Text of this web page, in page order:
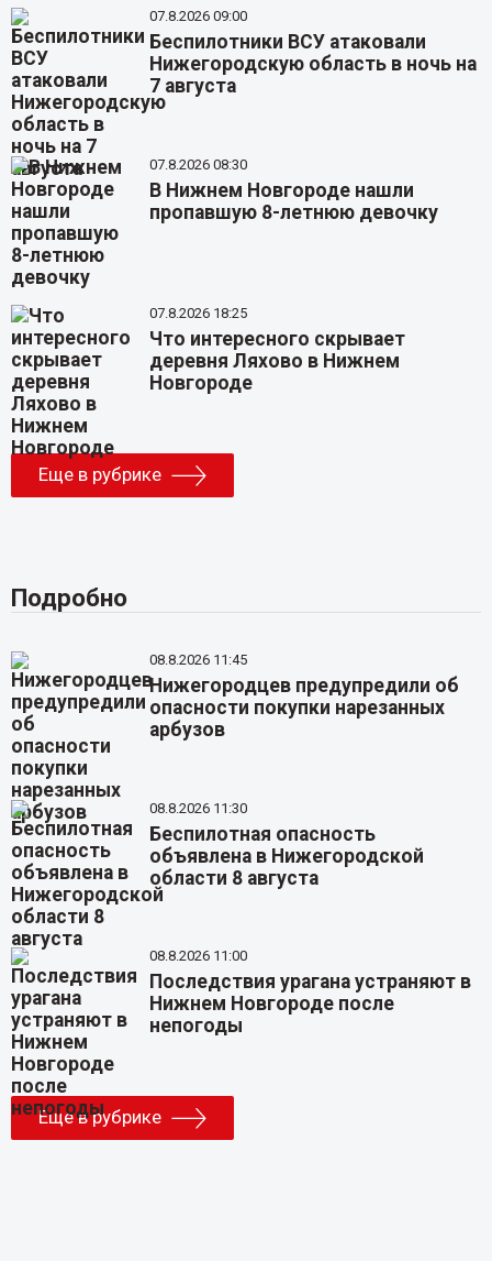
07.8.2026 09:00
Беспилотники ВСУ атаковали
Нижегородскую область в ночь на
7 августа
07.8.2026 08:30
В Нижнем Новгороде нашли
пропавшую 8-летнюю девочку
07.8.2026 18:25
Что интересного скрывает
деревня Ляхово в Нижнем
Новгороде
Еще в рубрике
Подробно
08.8.2026 11:45
Нижегородцев предупредили об
опасности покупки нарезанных
арбузов
08.8.2026 11:30
Беспилотная опасность
объявлена в Нижегородской
области 8 августа
08.8.2026 11:00
Последствия урагана устраняют в
Нижнем Новгороде после
непогоды
Еще в рубрике